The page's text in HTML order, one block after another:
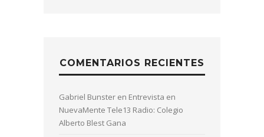
COMENTARIOS RECIENTES
Gabriel Bunster en Entrevista en
NuevaMente Tele13 Radio: Colegio
Alberto Blest Gana